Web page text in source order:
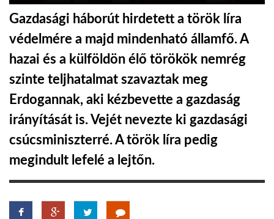
HÍR3D
TROPICALMAGAZIN
GLOBOTV
Gazdasági háborút hirdetett a török líra
védelmére a majd mindenható államfő. A
hazai és a külföldön élő törökök nemrég
szinte teljhatalmat szavaztak meg
Erdogannak, aki kézbevette a gazdaság
irányítását is. Vejét nevezte ki gazdasági
csúcsminiszterré. A török líra pedig
megindult lefelé a lejtőn.